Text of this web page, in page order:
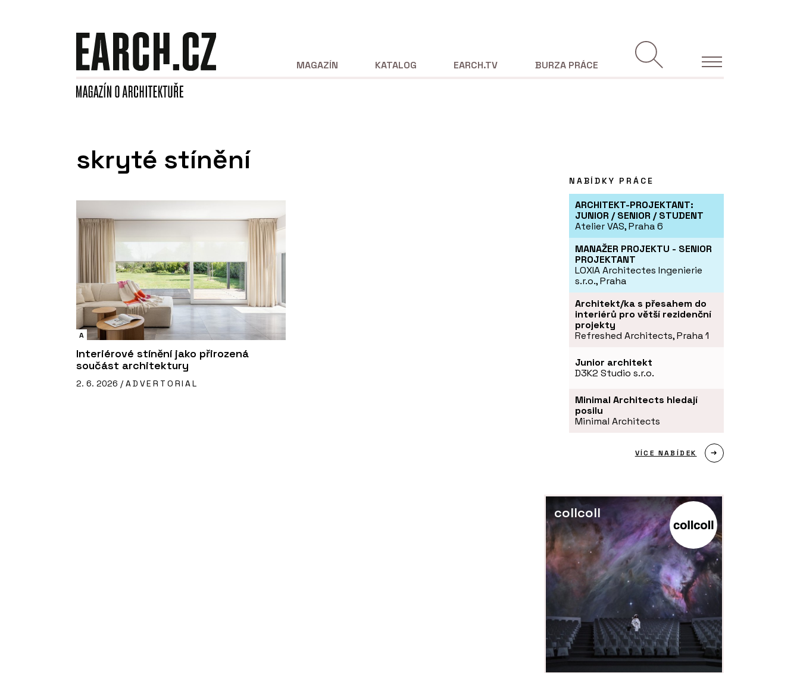
MAGAZÍN KATALOG EARCH.TV BURZA PRÁCE
skryté stínění
A
Interiérové stínění jako přirozená
součást architektury
2. 6. 2026 / ADVERTORIAL
NABÍDKY PRÁCE
ARCHITEKT-PROJEKTANT:
JUNIOR / SENIOR / STUDENT
Atelier VAS, Praha 6
MANAŽER PROJEKTU - SENIOR
PROJEKTANT
LOXIA Architectes Ingenierie
s.r.o., Praha
Architekt/ka s přesahem do
interiérů pro větší rezidenční
projekty
Refreshed Architects, Praha 1
Junior architekt
D3K2 Studio s.r.o.
Minimal Architects hledají
posilu
Minimal Architects
VÍCE NABÍDEK
collcoll